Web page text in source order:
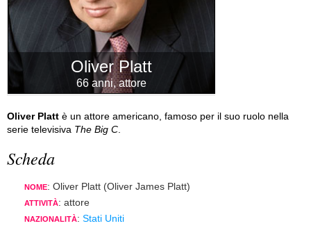
Oliver Platt
66 anni, attore
Oliver Platt è un attore americano, famoso per il suo ruolo nella
serie televisiva The Big C
Scheda
NOME: Oliver Platt (Oliver James Platt)
ATTIVITÀ: attore
NAZIONALITÀ: Stati Uniti